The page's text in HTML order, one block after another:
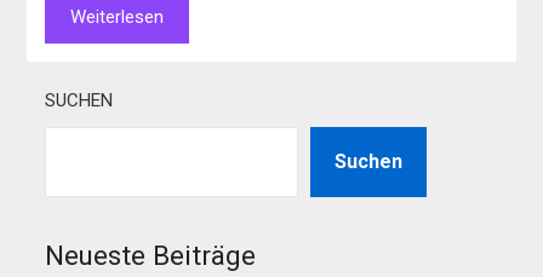
Weiterlesen
SUCHEN
Suchen
Neueste Beiträge